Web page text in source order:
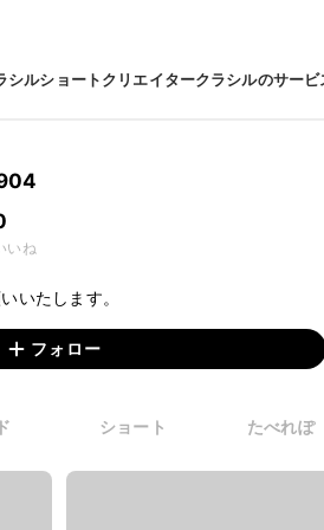
シルショートクリエイタークラシルのサービ
いね
いたします。
フォロー
ショート たべれぽ